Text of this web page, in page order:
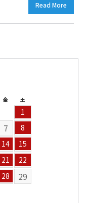
Read More
金 土
1
7 8
14 15
21 22
28
29